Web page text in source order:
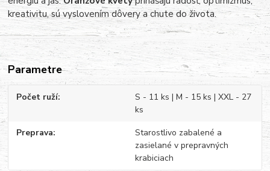
kreativitu, sú vyslovením dôvery a chute do života.
Parametre
Počet ruží
S - 11 ks | M - 15 ks | XXL - 27
ks
Preprava
Starostlivo zabalené a
zasielané v prepravných
krabiciach